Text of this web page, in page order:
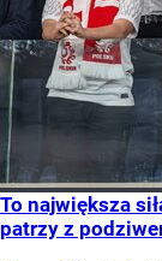
To największa
patrzy z